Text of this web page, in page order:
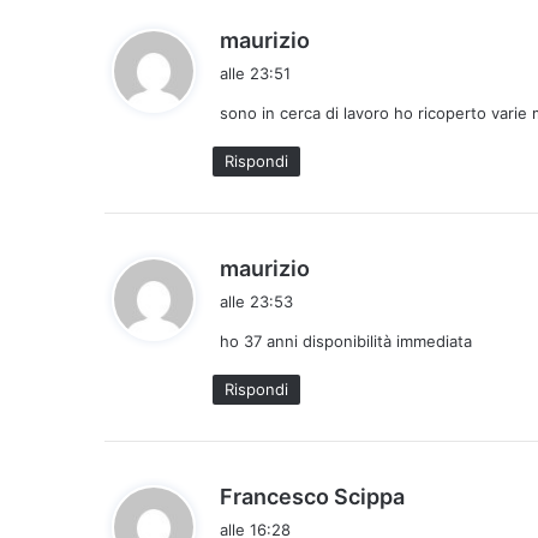
maurizio
e
alle 23:51
sono in cerca di lavoro ho ricoperto varie
Rispondi
maurizio
e
alle 23:53
ho 37 anni disponibilità immediata
Rispondi
Francesco Scippa
alle 16:28